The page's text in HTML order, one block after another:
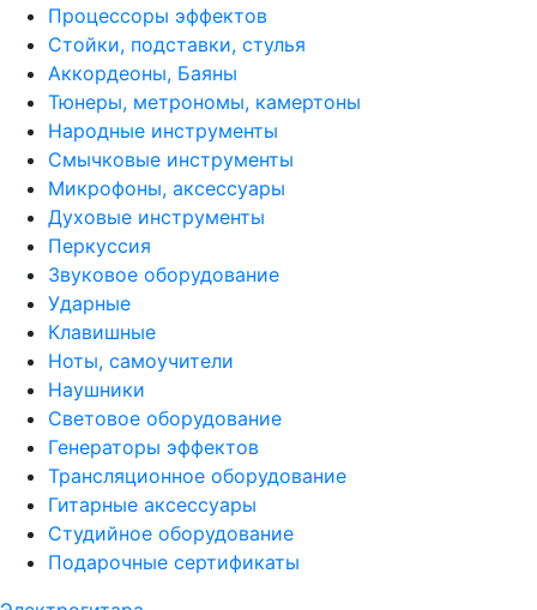
Процессоры эффектов
Стойки, подставки, стулья
Аккордеоны, Баяны
Тюнеры, метрономы, камертоны
Народные инструменты
Смычковые инструменты
Микрофоны, аксессуары
Духовые инструменты
Перкуссия
Звуковое оборудование
Ударные
Клавишные
Ноты, самоучители
Наушники
Световое оборудование
Генераторы эффектов
Трансляционное оборудование
Гитарные аксессуары
Студийное оборудование
Подарочные сертификаты